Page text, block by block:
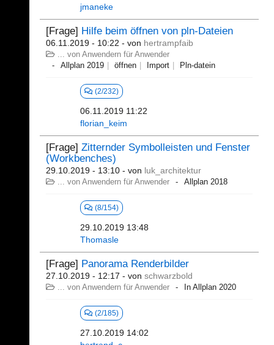
jmaneke
[Frage] Hilfe beim öffnen von pln-Dateien
06.11.2019 - 10:22 - von hertrampfaib
... von Anwendern für Anwender
Allplan 2019
öffnen Import Pln-datein
(2/232)
06.11.2019 11:22
florian_keim
[Frage] Zitternder Symbolleisten und Fenster
(Workbenches)
29.10.2019 - 13:10 - von luk_architektur
... von Anwendern für Anwender Allplan 2018
(8/154)
29.10.2019 13:48
Thomasle
[Frage] Panorama Renderbilder
27.10.2019 - 12:17 - von schwarzbold
... von Anwendern für Anwender In Allplan 2020
(2/185)
27.10.2019 14:02